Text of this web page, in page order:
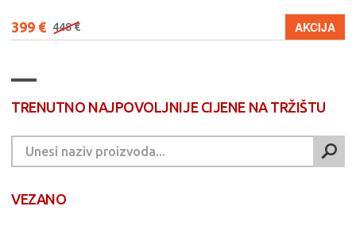
399 € 448 € AKCIJA
TRENUTNO NAJPOVOLJNIJE CIJENE NA TRŽIŠTU
VEZANO